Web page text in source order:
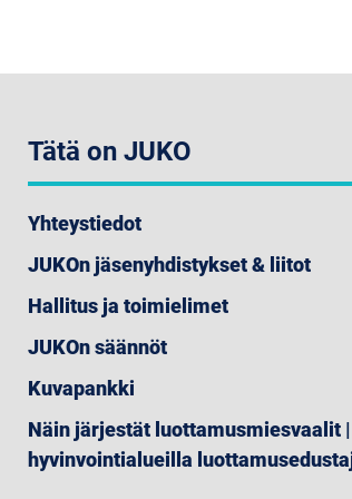
Tätä on JUKO
Yhteystiedot
JUKOn jäsenyhdistykset & liitot
Hallitus ja toimielimet
JUKOn säännöt
Kuvapankki
Näin järjestät luottamusmiesvaalit
hyvinvointialueilla